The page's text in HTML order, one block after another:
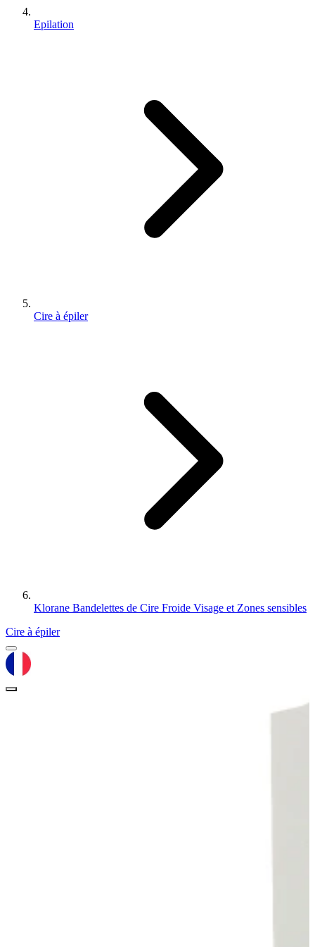
Epilation
Cire à épiler
Klorane Bandelettes de Cire Froide Visage et Zones sensibles
Cire à épiler